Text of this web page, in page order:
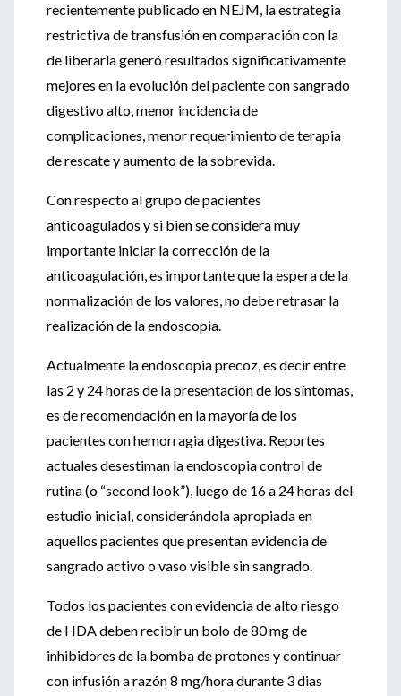
recientemente publicado en NEJM, la estrategia
restrictiva de transfusión en comparación con la
de liberarla generó resultados significativamente
mejores en la evolución del paciente con sangrado
digestivo alto, menor incidencia de
complicaciones, menor requerimiento de terapia
de rescate y aumento de la sobrevida.
Con respecto al grupo de pacientes
anticoagulados y si bien se considera muy
importante iniciar la corrección de la
anticoagulación, es importante que la espera de la
normalización de los valores, no debe retrasar la
realización de la endoscopia.
Actualmente la endoscopia precoz, es decir entre
las 2 y 24 horas de la presentación de los síntomas,
es de recomendación en la mayoría de los
pacientes con hemorragia digestiva. Reportes
actuales desestiman la endoscopia control de
rutina (o “second look”), luego de 16 a 24 horas del
estudio inicial, considerándola apropiada en
aquellos pacientes que presentan evidencia de
sangrado activo o vaso visible sin sangrado.
Todos los pacientes con evidencia de alto riesgo
de HDA deben recibir un bolo de 80 mg de
inhibidores de la bomba de protones y continuar
con infusión a razón 8 mg/hora durante 3 dias